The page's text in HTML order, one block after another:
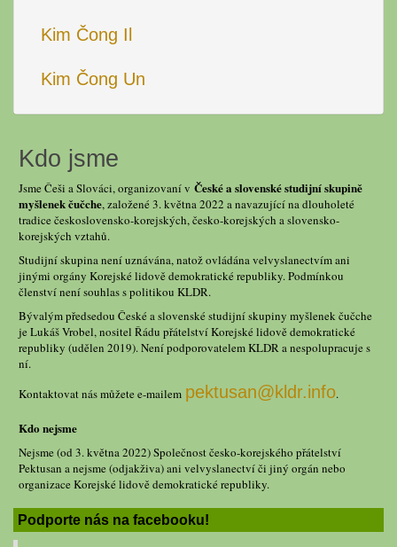
Kim Čong Il
Kim Čong Un
Kdo jsme
Jsme Češi a Slováci, organizovaní v České a slovenské studijní skupině
myšlenek čučche, založené 3. května 2022 a navazující na dlouholeté
tradice československo-korejských, česko-korejských a slovensko-
korejských vztahů.
Studijní skupina není uznávána, natož ovládána velvyslanectvím ani
jinými orgány Korejské lidově demokratické republiky. Podmínkou
členství není souhlas s politikou KLDR.
Bývalým předsedou České a slovenské studijní skupiny myšlenek čučche
je Lukáš Vrobel, nositel Řádu přátelství Korejské lidově demokratické
republiky (udělen 2019). Není podporovatelem KLDR a nespolupracuje s
ní.
Kontaktovat nás můžete e-mailem pektusan@kldr.info.
Kdo nejsme
Nejsme (od 3. května 2022) Společnost česko-korejského přátelství
Pektusan a nejsme (odjakživa) ani velvyslanectví či jiný orgán nebo
organizace Korejské lidově demokratické republiky.
Podporte nás na facebooku!